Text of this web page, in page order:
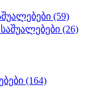
(59)
(26)
(164)